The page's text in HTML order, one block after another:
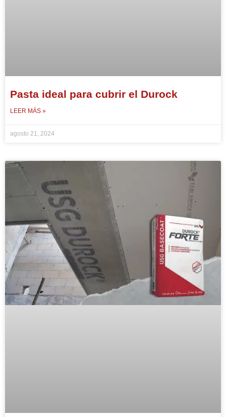
Pasta ideal para cubrir el Durock
LEER MÁS »
agosto 21, 2024